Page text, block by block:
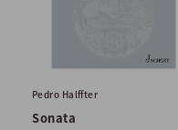
Pedro Halffter
Sonata